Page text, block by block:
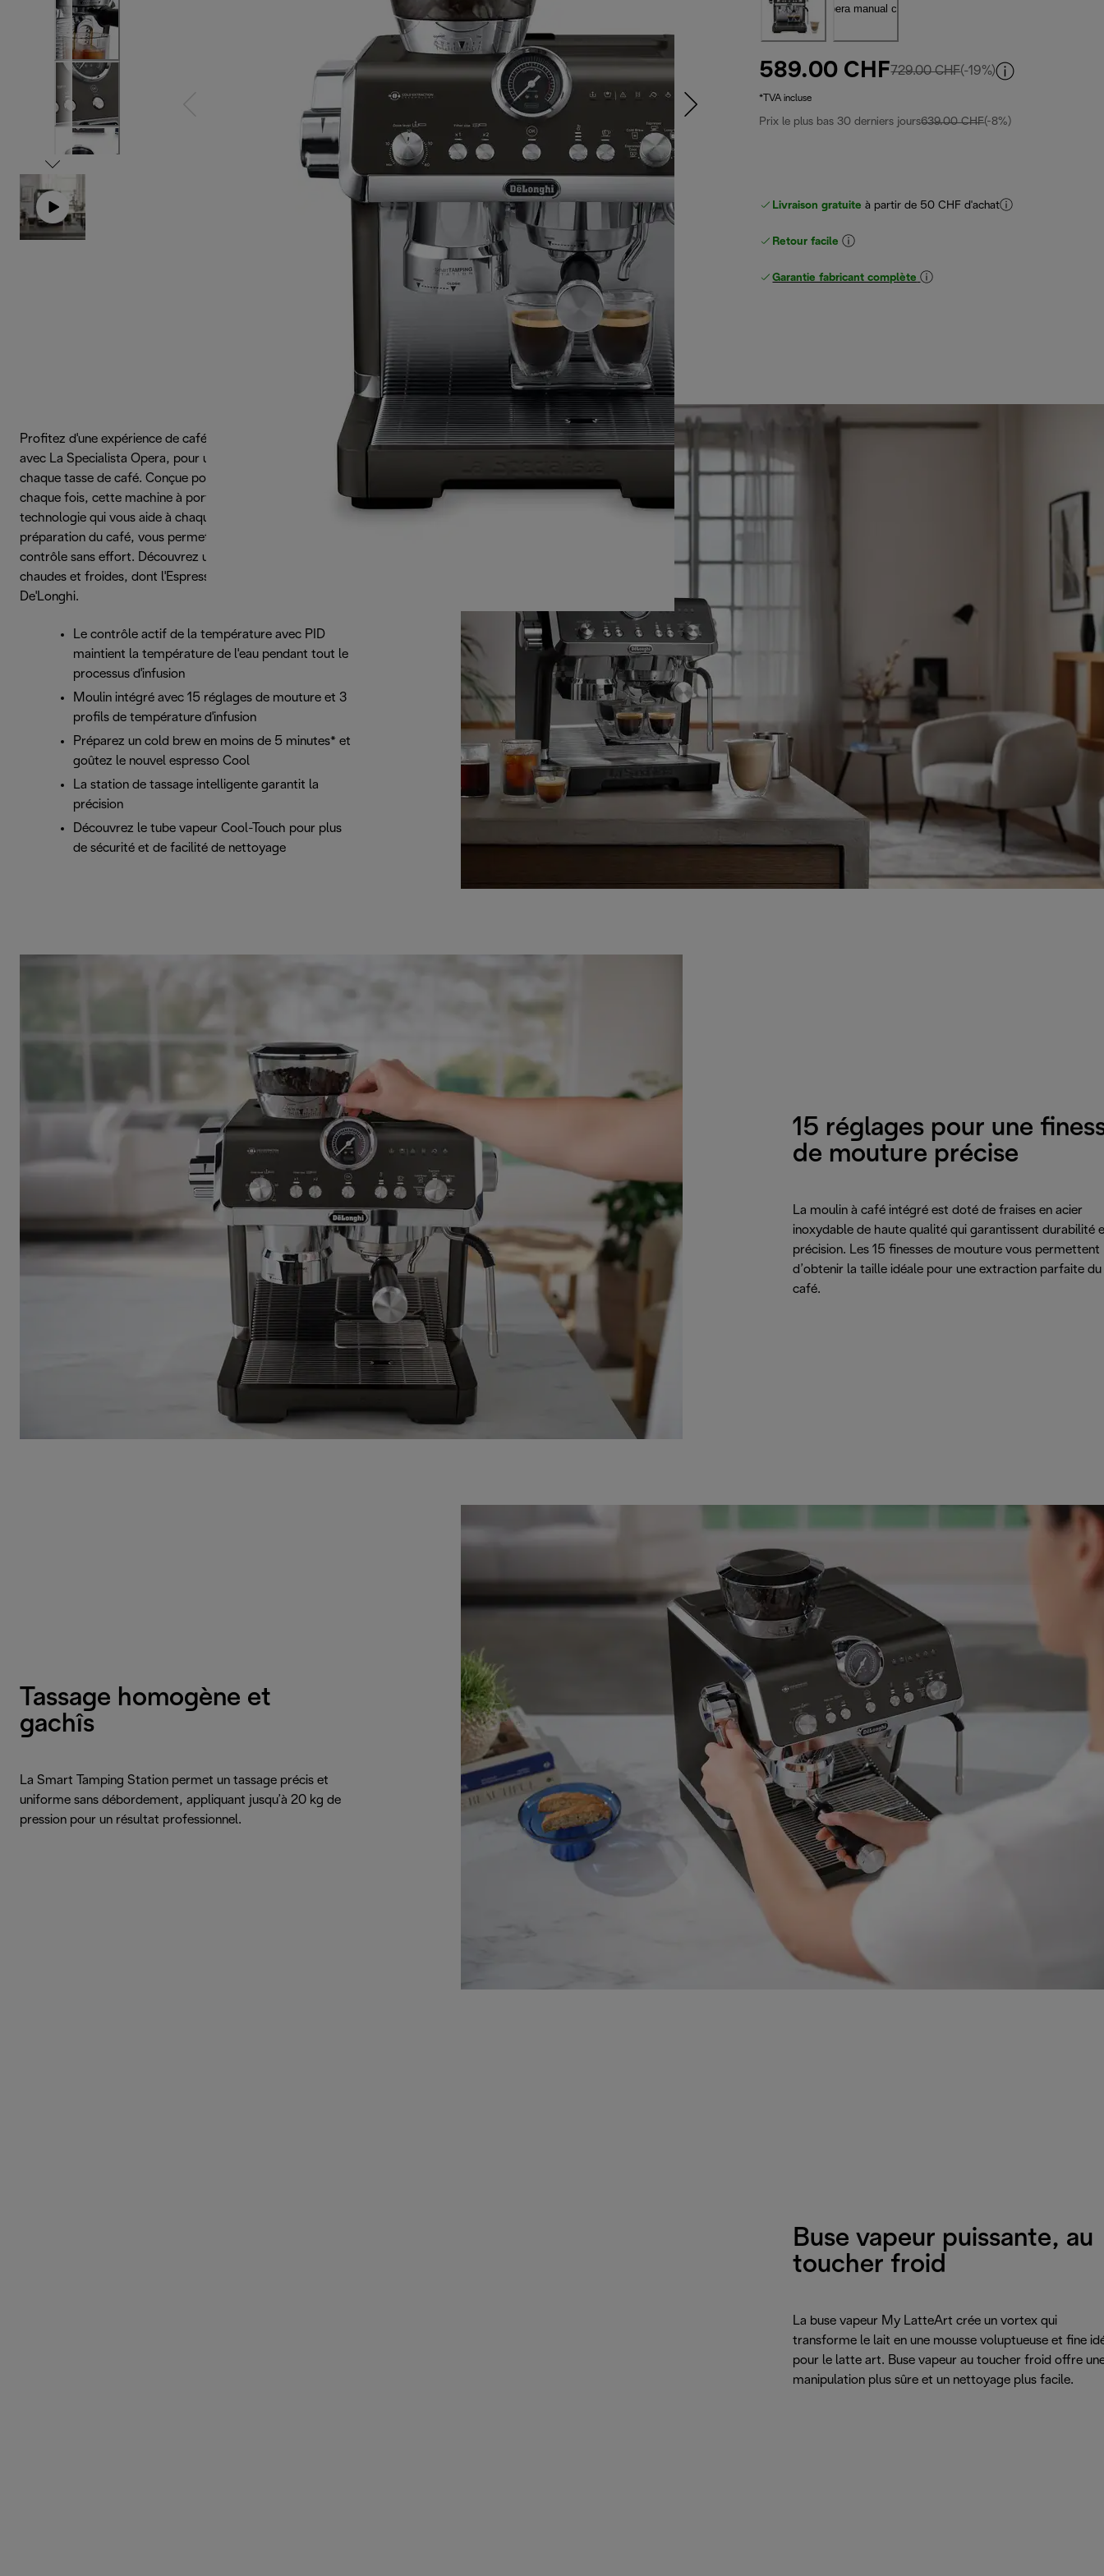
589.00 CHF729.00 CHFprix original 729.00 CHF
(-19%)
*TVA incluse
Prix le plus bas 30 derniers jours639.00 CHF(-8%)
Livraison gratuite à partir de 50 CHF d'achat
Retour facile
Garantie fabricant complète
Profitez d'une expérience de café authentique à la maison
avec La Specialista Opera, pour un café de qualité dans
chaque tasse de café. Conçue pour offrir un goût riche à
chaque fois, cette machine à porte-filtre utilise une
technologie qui vous aide à chaque étape du processus de
préparation du café, vous permettant de garder le
contrôle sans effort. Découvrez une gamme de boissons
chaudes et froides, dont l'Espresso Cool, une exclusivité
De'Longhi.
Le contrôle actif de la température avec PID
maintient la température de l'eau pendant tout le
processus d'infusion
Moulin intégré avec 15 réglages de mouture et 3
profils de température d'infusion
Préparez un cold brew en moins de 5 minutes* et
goûtez le nouvel espresso Cool
La station de tassage intelligente garantit la
précision
Découvrez le tube vapeur Cool-Touch pour plus
de sécurité et de facilité de nettoyage
15 réglages pour une
de mouture précise
La moulin à café intégré est doté de fraises en acier
inoxydable de haute qualité qui garantissent durabilité
précision. Les 15 finesses de mouture vous permettent
d’obtenir la taille idéale pour une extraction parfaite du
café.
Tassage homogène et
gachîs
La Smart Tamping Station permet un tassage précis et
uniforme sans débordement, appliquant jusqu’à 20 kg de
pression pour un résultat professionnel.
Buse vapeur puissante, au
toucher froid
La buse vapeur My LatteArt crée un vortex qui
transforme le lait en une mousse voluptueuse et fine
pour le latte art. Buse vapeur au toucher froid offre
manipulation plus sûre et un nettoyage plus facile.